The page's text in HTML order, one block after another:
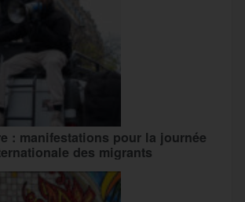
: manifestations pour la journée
des migrants